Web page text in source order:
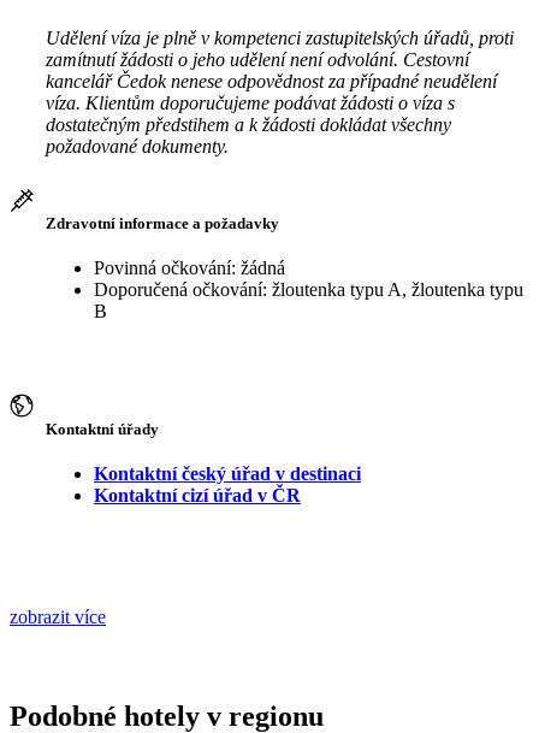
Udělení víza je plně v kompetenci zastupitelských úřadů, proti
zamítnutí žádosti o jeho udělení není odvolání. Cestovní
kancelář Čedok nenese odpovědnost za případné neudělení
víza. Klientům doporučujeme podávat žádosti o víza s
dostatečným předstihem a k žádosti dokládat všechny
požadované dokumenty.
Zdravotní informace a požadavky
Povinná očkování: žádná
Doporučená očkování: žloutenka typu A, žloutenka typu
B
Kontaktní úřady
Kontaktní český úřad v destinaci
Kontaktní cizí úřad v ČR
zobrazit více
Podobné hotely v regionu